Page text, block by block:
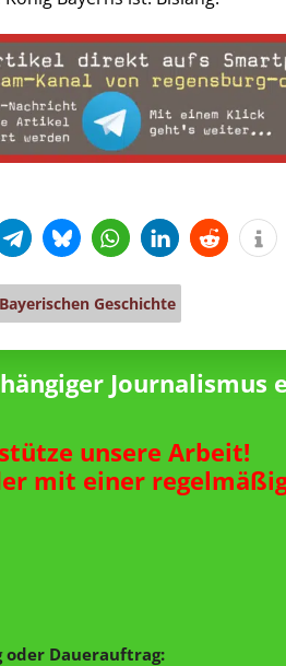
Geschichte
Journalismus
unsere Arbeit!
mit einer
oder Dauerauftrag: